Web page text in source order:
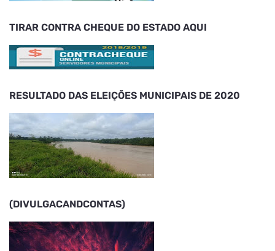
TIRAR CONTRA CHEQUE DO ESTADO AQUI
RESULTADO DAS ELEIÇÕES MUNICIPAIS DE 2020
(DIVULGACANDCONTAS)